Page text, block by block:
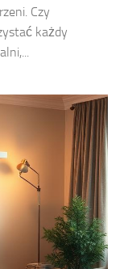
Czy
każdy